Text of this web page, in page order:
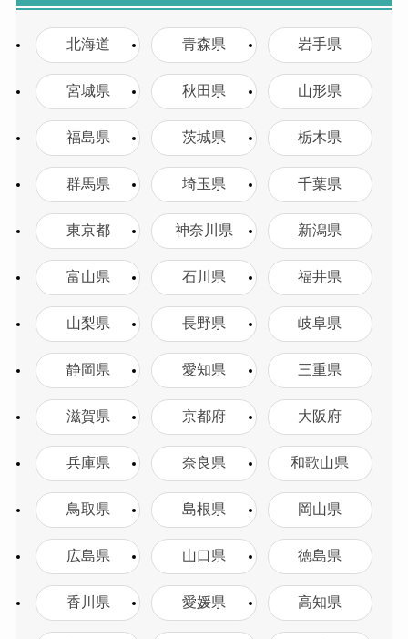
北海道 青森県 岩手県
宮城県 秋田県 山形県
福島県 茨城県 栃木県
群馬県 埼玉県 千葉県
東京都 神奈川県 新潟県
富山県 石川県 福井県
山梨県 長野県 岐阜県
静岡県 愛知県 三重県
滋賀県 京都府 大阪府
兵庫県 奈良県 和歌山県
鳥取県 島根県 岡山県
広島県 山口県 徳島県
香川県 愛媛県 高知県